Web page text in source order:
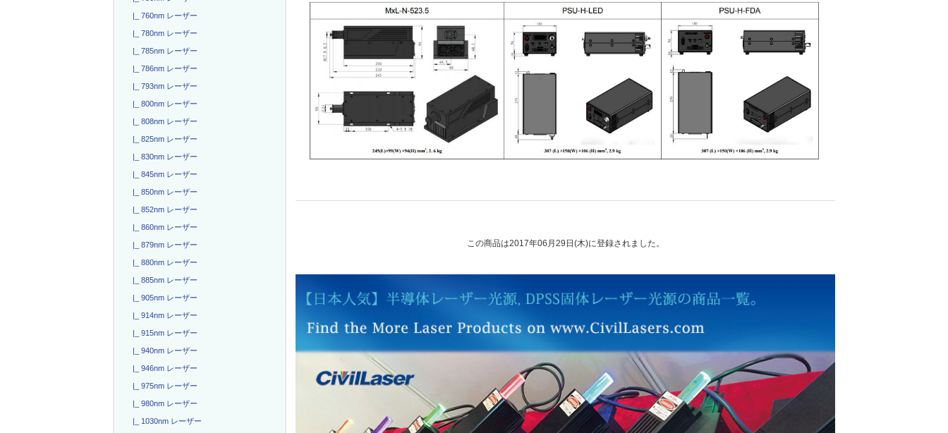
|_ 760nm レーザー
|_ 780nm レーザー
|_ 785nm レーザー
|_ 786nm レーザー
|_ 793nm レーザー
|_ 800nm レーザー
|_ 808nm レーザー
|_ 825nm レーザー
|_ 830nm レーザー
|_ 845nm レーザー
|_ 850nm レーザー
|_ 852nm レーザー
|_ 860nm レーザー
|_ 879nm レーザー
|_ 880nm レーザー
|_ 885nm レーザー
|_ 905nm レーザー
|_ 914nm レーザー
|_ 915nm レーザー
|_ 940nm レーザー
|_ 946nm レーザー
|_ 975nm レーザー
|_ 980nm レーザー
|_ 1030nm レーザー
この商品は2017年06月29日(木)に登録されました。